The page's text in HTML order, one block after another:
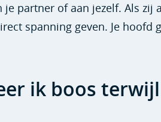
je partner of aan jezelf. Als
spanning geven. Je
ik boos